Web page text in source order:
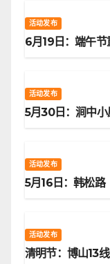
活动发布
6月19日：端午节
活动发布
5月30日：涧中小
活动发布
5月16日：韩松路
活动发布
清明节：博山13